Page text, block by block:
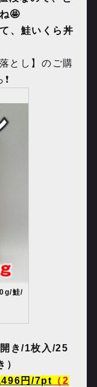
🤩
、鮭いくら丼
とし】のご購
鮭/
き/1枚入/25
）
496 円 /7pt （ 2